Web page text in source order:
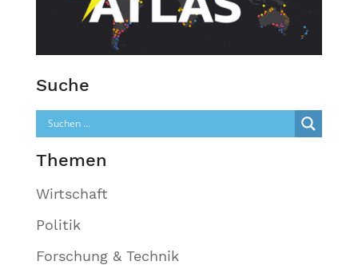
Suche
Themen
Wirtschaft
Politik
Forschung & Technik